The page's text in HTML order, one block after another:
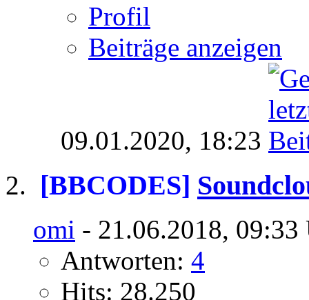
Profil
Beiträge anzeigen
09.01.2020, 18:23
[BBCODES]
omi - 21.06.2018, 09:33
Antworten: 4
Hits: 28.250